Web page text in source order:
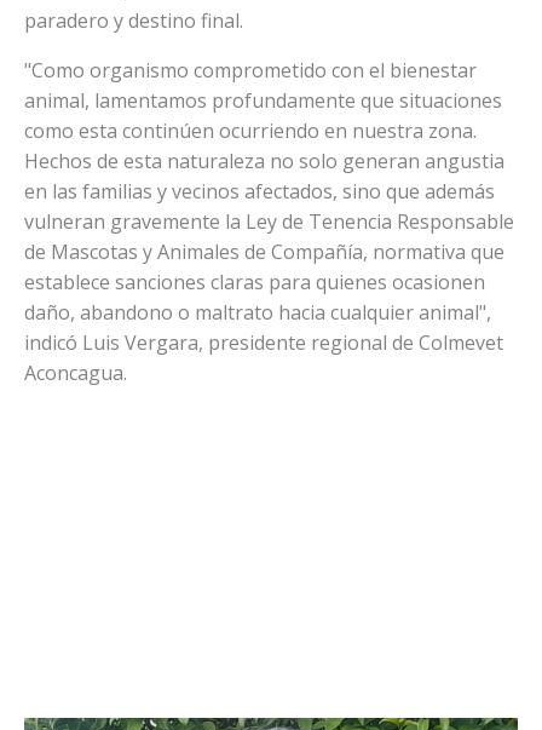
paradero y destino final.
"Como organismo comprometido con el bienestar
animal, lamentamos profundamente que situaciones
como esta continúen ocurriendo en nuestra zona.
Hechos de esta naturaleza no solo generan angustia
en las familias y vecinos afectados, sino que además
vulneran gravemente la Ley de Tenencia Responsable
de Mascotas y Animales de Compañía, normativa que
establece sanciones claras para quienes ocasionen
daño, abandono o maltrato hacia cualquier animal",
indicó Luis Vergara, presidente regional de Colmevet
Aconcagua.